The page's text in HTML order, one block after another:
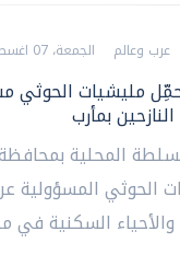
عرب وعالم الجمعة، 07 اغسطس 2026 11:15 م
مليشيات الحوثي
بمأرب
المحلية بمحافظة
الحوثي
والأحياء السكنية في